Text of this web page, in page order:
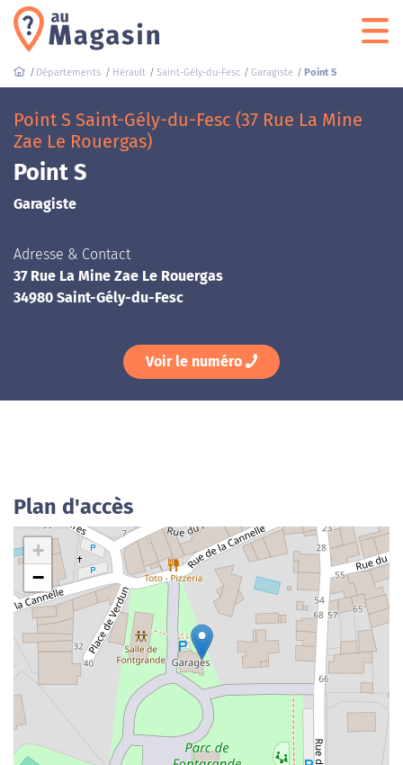
Départements Hérault Saint-Gély-du-Fesc Garagiste Point S
Point S Saint-Gély-du-Fesc (37 Rue La Mine
Zae Le Rouergas)
Point S
Garagiste
Adresse & Contact
37 Rue La Mine Zae Le Rouergas
34980 Saint-Gély-du-Fesc
Voir le numéro
Plan d'accès
+
−